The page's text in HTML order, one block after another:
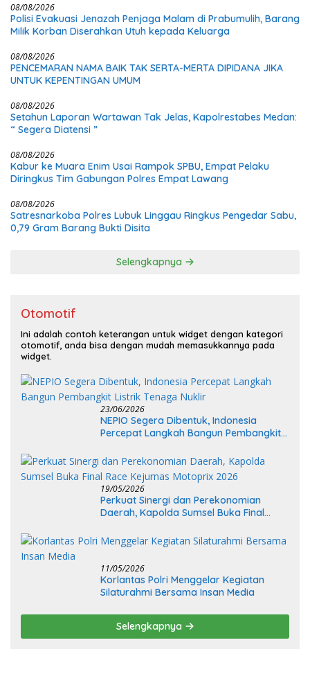
08/08/2026
Polisi Evakuasi Jenazah Penjaga Malam di Prabumulih, Barang
Milik Korban Diserahkan Utuh kepada Keluarga
08/08/2026
PENCEMARAN NAMA BAIK TAK SERTA-MERTA DIPIDANA JIKA
UNTUK KEPENTINGAN UMUM
08/08/2026
Setahun Laporan Wartawan Tak Jelas, Kapolrestabes Medan:
“ Segera Diatensi ”
08/08/2026
Kabur ke Muara Enim Usai Rampok SPBU, Empat Pelaku
Diringkus Tim Gabungan Polres Empat Lawang
08/08/2026
Satresnarkoba Polres Lubuk Linggau Ringkus Pengedar Sabu,
0,79 Gram Barang Bukti Disita
Selengkapnya
Otomotif
Ini adalah contoh keterangan untuk widget dengan kategori
otomotif, anda bisa dengan mudah memasukkannya pada
widget.
23/06/2026
NEPIO Segera Dibentuk, Indonesia
Percepat Langkah Bangun Pembangkit
19/05/2026
Perkuat Sinergi dan Perekonomian
Daerah, Kapolda Sumsel Buka Final
11/05/2026
Korlantas Polri Menggelar Kegiatan
Silaturahmi Bersama Insan Media
Selengkapnya